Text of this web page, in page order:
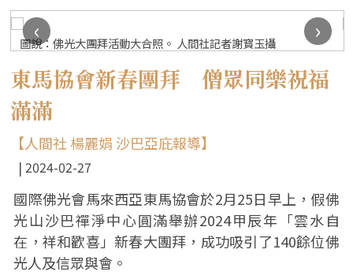
圖說：佛光大團拜活動大合照。 人間社記者謝寳玉攝
‹
›
東馬協會新春團拜 僧眾同樂祝福
滿滿
【人間社 楊麗娟 沙巴亞庇報導】
2024-02-27
國際佛光會馬來西亞東馬協會於2月25日早上，假佛
光山沙巴禪淨中心圓滿舉辦2024甲辰年「雲水自
在，祥和歡喜」新春大團拜，成功吸引了140餘位佛
光人及信眾與會。